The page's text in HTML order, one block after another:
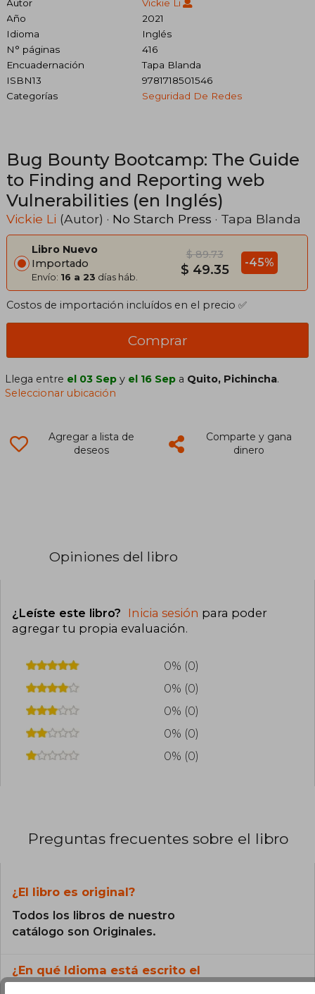
Autor
Vickie Li
Año
2021
Idioma
Inglés
N° páginas
416
Encuadernación
Tapa Blanda
ISBN13
9781718501546
Categorías
Seguridad De Redes
Bug Bounty Bootcamp: The Guide
to Finding and Reporting web
Vulnerabilities (en Inglés)
Vickie Li (Autor) · No Starch Press · Tapa Blanda
Libro Nuevo
Importado
Envío: 16 a 23 días háb.
$ 89.73
$ 49.35 -45%
Costos de importación incluídos en el precio ✅
Comprar
Llega entre el 03 Sep y el 16 Sep a Quito, Pichincha.
Seleccionar ubicación
Agregar a lista de
deseos
Comparte y gana
dinero
Opiniones del libro
¿Leíste este libro? Inicia sesión para poder
agregar tu propia evaluación.
0% (0)
0% (0)
0% (0)
0% (0)
0% (0)
Preguntas frecuentes sobre el libro
¿El libro es original?
Todos los libros de nuestro
catálogo son Originales.
¿En qué Idioma está escrito el